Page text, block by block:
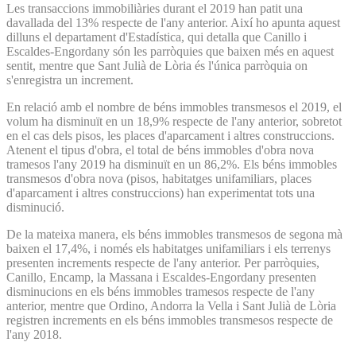
Les transaccions immobiliàries durant el 2019 han patit una
davallada del 13% respecte de l'any anterior. Així ho apunta aquest
dilluns el departament d'Estadística, qui detalla que Canillo i
Escaldes-Engordany són les parròquies que baixen més en aquest
sentit, mentre que Sant Julià de Lòria és l'única parròquia on
s'enregistra un increment.
En relació amb el nombre de béns immobles transmesos el 2019, el
volum ha disminuït en un 18,9% respecte de l'any anterior, sobretot
en el cas dels pisos, les places d'aparcament i altres construccions.
Atenent el tipus d'obra, el total de béns immobles d'obra nova
tramesos l'any 2019 ha disminuït en un 86,2%. Els béns immobles
transmesos d'obra nova (pisos, habitatges unifamiliars, places
d'aparcament i altres construccions) han experimentat tots una
disminució.
De la mateixa manera, els béns immobles transmesos de segona mà
baixen el 17,4%, i només els habitatges unifamiliars i els terrenys
presenten increments respecte de l'any anterior. Per parròquies,
Canillo, Encamp, la Massana i Escaldes-Engordany presenten
disminucions en els béns immobles tramesos respecte de l'any
anterior, mentre que Ordino, Andorra la Vella i Sant Julià de Lòria
registren increments en els béns immobles transmesos respecte de
l'any 2018.